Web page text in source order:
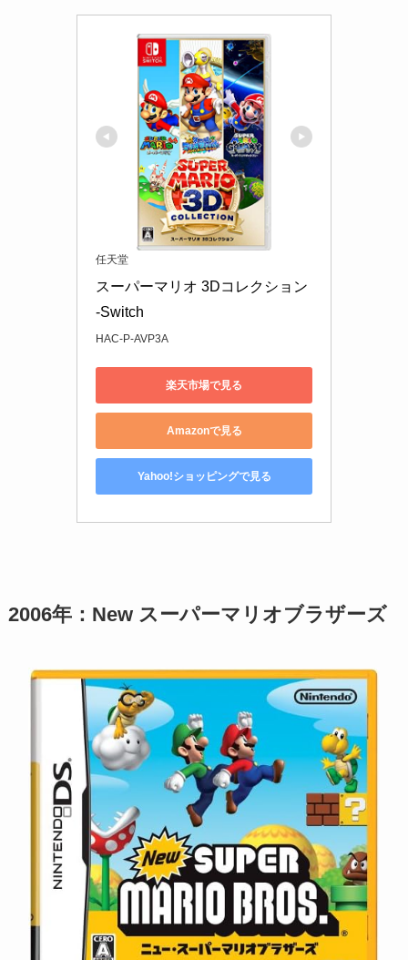
任天堂
スーパーマリオ 3Dコレクション
-Switch
HAC-P-AVP3A
楽天市場で見る
Amazonで見る
Yahoo!ショッピングで見る
2006年：New スーパーマリオブラザーズ